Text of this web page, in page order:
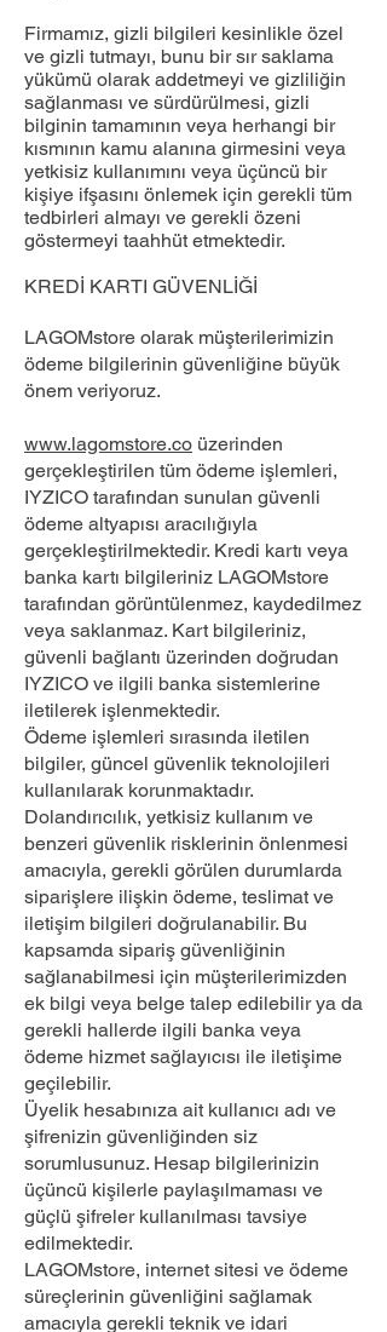
Firmamız, gizli bilgileri kesinlikle özel
ve gizli tutmayı, bunu bir sır saklama
yükümü olarak addetmeyi ve gizliliğin
sağlanması ve sürdürülmesi, gizli
bilginin tamamının veya herhangi bir
kısmının kamu alanına girmesini veya
yetkisiz kullanımını veya üçüncü bir
kişiye ifşasını önlemek için gerekli tüm
tedbirleri almayı ve gerekli özeni
göstermeyi taahhüt etmektedir.
KREDİ KARTI GÜVENLİĞİ
LAGOMstore olarak müşterilerimizin
ödeme bilgilerinin güvenliğine büyük
önem veriyoruz.
www.lagomstore.co üzerinden
gerçekleştirilen tüm ödeme işlemleri,
IYZICO tarafından sunulan güvenli
ödeme altyapısı aracılığıyla
gerçekleştirilmektedir. Kredi kartı veya
banka kartı bilgileriniz LAGOMstore
tarafından görüntülenmez, kaydedilmez
veya saklanmaz. Kart bilgileriniz,
güvenli bağlantı üzerinden doğrudan
IYZICO ve ilgili banka sistemlerine
iletilerek işlenmektedir.
Ödeme işlemleri sırasında iletilen
bilgiler, güncel güvenlik teknolojileri
kullanılarak korunmaktadır.
Dolandırıcılık, yetkisiz kullanım ve
benzeri güvenlik risklerinin önlenmesi
amacıyla, gerekli görülen durumlarda
siparişlere ilişkin ödeme, teslimat ve
iletişim bilgileri doğrulanabilir. Bu
kapsamda sipariş güvenliğinin
sağlanabilmesi için müşterilerimizden
ek bilgi veya belge talep edilebilir ya da
gerekli hallerde ilgili banka veya
ödeme hizmet sağlayıcısı ile iletişime
geçilebilir.
Üyelik hesabınıza ait kullanıcı adı ve
şifrenizin güvenliğinden siz
sorumlusunuz. Hesap bilgilerinizin
üçüncü kişilerle paylaşılmaması ve
güçlü şifreler kullanılması tavsiye
edilmektedir.
LAGOMstore, internet sitesi ve ödeme
süreçlerinin güvenliğini sağlamak
amacıyla gerekli teknik ve idari